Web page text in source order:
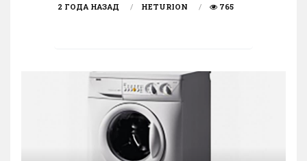
2 ГОДА НАЗАД
HETURION 765